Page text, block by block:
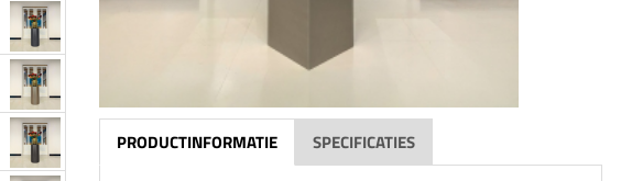
PRODUCTINFORMATIE SPECIFICATIES